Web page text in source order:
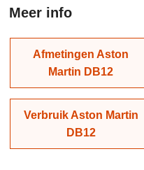
Meer info
Afmetingen Aston
Martin DB12
Verbruik Aston Martin
DB12